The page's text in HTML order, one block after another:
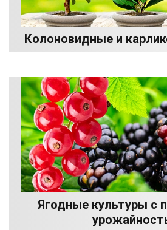
Колоновидные и
Ягодные культуры с